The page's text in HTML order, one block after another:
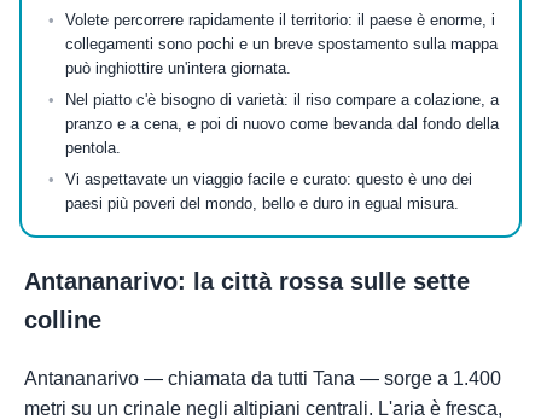
Volete percorrere rapidamente il territorio: il paese è enorme, i
collegamenti sono pochi e un breve spostamento sulla mappa
può inghiottire un'intera giornata.
Nel piatto c'è bisogno di varietà: il riso compare a colazione, a
pranzo e a cena, e poi di nuovo come bevanda dal fondo della
pentola.
Vi aspettavate un viaggio facile e curato: questo è uno dei
paesi più poveri del mondo, bello e duro in egual misura.
Antananarivo: la città rossa sulle sette
colline
Antananarivo — chiamata da tutti Tana — sorge a 1.400
metri su un crinale negli altipiani centrali. L'aria è fresca,